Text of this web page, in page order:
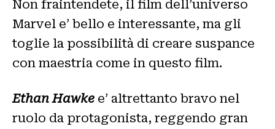
Non fraintendete, il film dell’universo
Marvel e’ bello e interessante, ma gli
toglie la possibilità di creare suspance
con maestria come in questo film.
Ethan Hawke e’ altrettanto bravo nel
ruolo da protagonista, reggendo gran